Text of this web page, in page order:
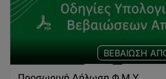
ΒΕΒΑΙΩΣΗ